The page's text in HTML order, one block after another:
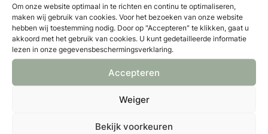
Om onze website optimaal in te richten en continu te optimaliseren,
maken wij gebruik van cookies. Voor het bezoeken van onze website
hebben wij toestemming nodig. Door op "Accepteren" te klikken, gaat u
akkoord met het gebruik van cookies. U kunt gedetailleerde informatie
lezen in onze gegevensbeschermingsverklaring.
Accepteren
Weiger
Bekijk voorkeuren
Foto: Winnares Wendy
Nog geen trouwringen